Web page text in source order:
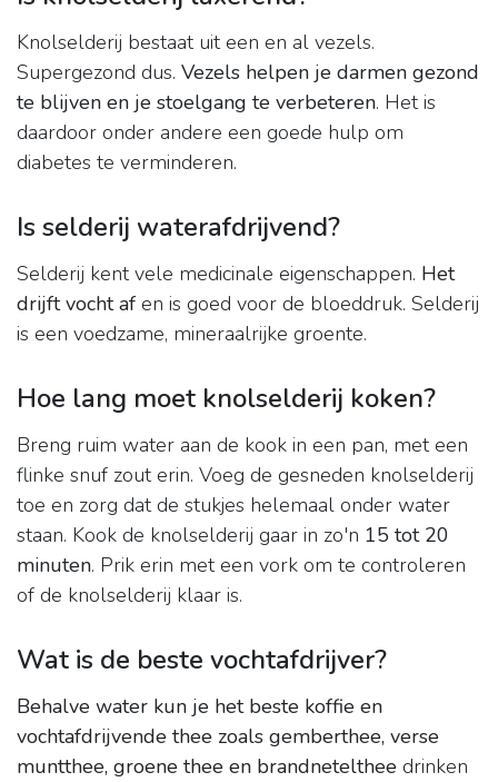
Knolselderij bestaat uit een en al vezels.
Supergezond dus. Vezels helpen je darmen gezond
te blijven en je stoelgang te verbeteren. Het is
daardoor onder andere een goede hulp om
diabetes te verminderen.
Is selderij waterafdrijvend?
Selderij kent vele medicinale eigenschappen. Het
drijft vocht af en is goed voor de bloeddruk. Selderij
is een voedzame, mineraalrijke groente.
Hoe lang moet knolselderij koken?
Breng ruim water aan de kook in een pan, met een
flinke snuf zout erin. Voeg de gesneden knolselderij
toe en zorg dat de stukjes helemaal onder water
staan. Kook de knolselderij gaar in zo'n 15 tot 20
minuten. Prik erin met een vork om te controleren
of de knolselderij klaar is.
Wat is de beste vochtafdrijver?
Behalve water kun je het beste koffie en
vochtafdrijvende thee zoals gemberthee, verse
muntthee, groene thee en brandnetelthee drinken